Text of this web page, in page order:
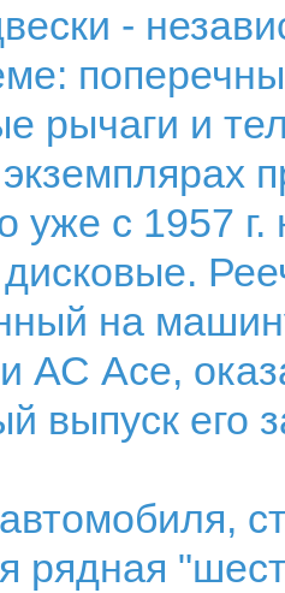
-
рычаги и
уже с 1957 г.
на
АС Асе,
выпуск его
рядная